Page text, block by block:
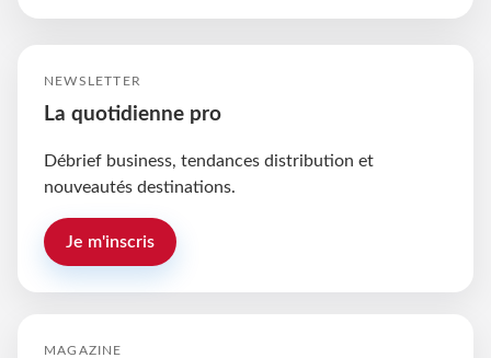
NEWSLETTER
La quotidienne pro
Débrief business, tendances distribution et
nouveautés destinations.
Je m'inscris
MAGAZINE